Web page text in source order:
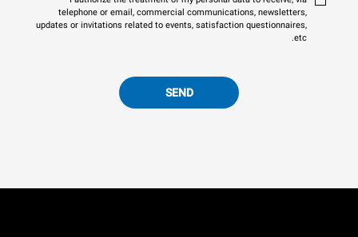
telephone or email, commercial communications, newsletters,
updates or invitations related to events, satisfaction questionnaires,
etc.
SEND